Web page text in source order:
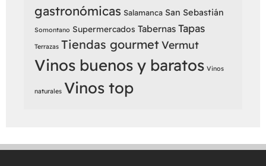
gastronómicas Salamanca San Sebastián
Somontano Supermercados Tabernas Tapas
Terrazas Tiendas gourmetVermut
Vinos buenos y baratos Vinos
naturales Vinos top